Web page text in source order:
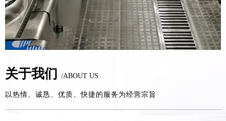
关于我们 /ABOUT US
以热情、诚恳、优质、快捷的服务为经营宗旨